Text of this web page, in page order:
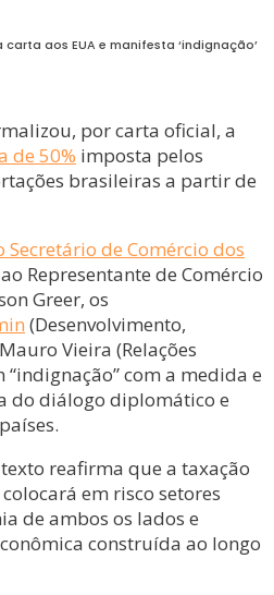
carta aos EUA e manifesta ‘indignação’
por carta oficial, a
de 50% imposta pelos
brasileiras a partir de
de Comércio dos
Representante de Comércio
Greer, os
(Desenvolvimento,
Vieira (Relações
com a medida e
do diálogo diplomático e
reafirma que a taxação
em risco setores
de ambos os lados e
construída ao longo